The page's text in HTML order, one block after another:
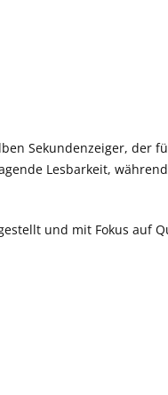
Sekundenzeiger, der
Lesbarkeit,
und mit Fokus auf